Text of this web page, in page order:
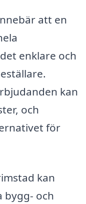
att en
enklare och
kan
och
för
kan
bygg- och